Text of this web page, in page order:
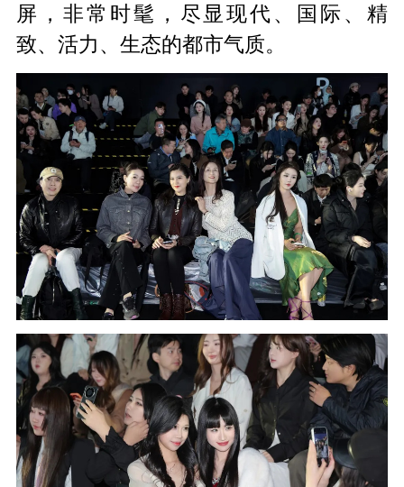
屏，非常时髦，尽显现代、国际、精
致、活力、生态的都市气质。